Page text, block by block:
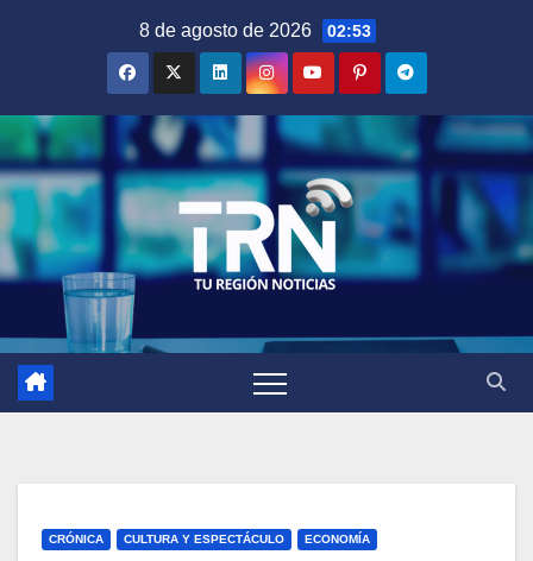
8 de agosto de 2026 02:53
CRÓNICA CULTURA Y ESPECTÁCULO ECONOMÍA